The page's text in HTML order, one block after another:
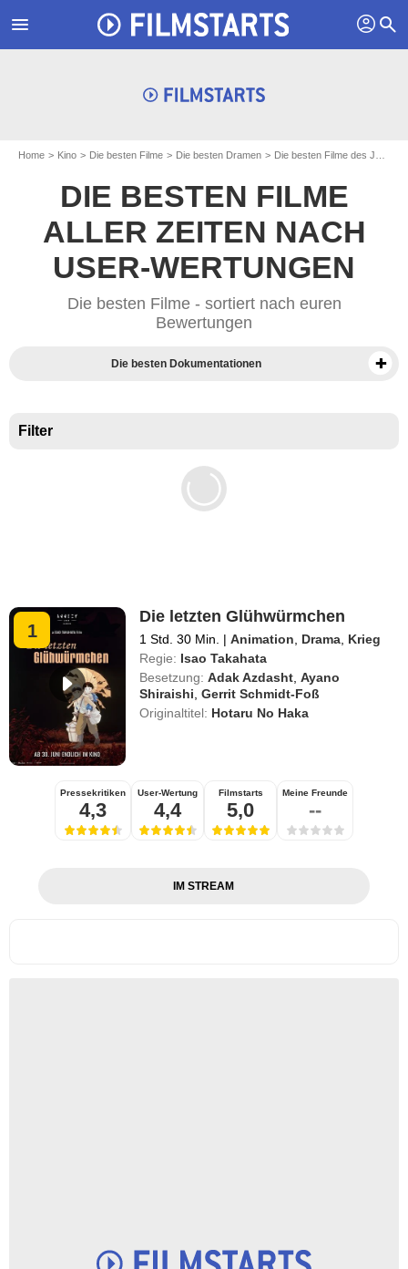
menu profil search
Home Kino Die besten Filme Die besten Dramen Die besten Filme des Jahres 1988
DIE BESTEN FILME
ALLER ZEITEN NACH
USER-WERTUNGEN
Die besten Filme - sortiert nach euren
Bewertungen
Die besten Dokumentationen
Filter
1
Die letzten Glühwürmchen
1 Std. 30 Min. | Animation Drama Krieg
Regie: Isao Takahata
Besetzung: Adak Azdasht ,Ayano
Shiraishi ,Gerrit Schmidt-Foß
Originaltitel: Hotaru No Haka
Pressekritiken
4,3
User-Wertung
4,4
Filmstarts
5,0
Meine Freunde
--
IM STREAM